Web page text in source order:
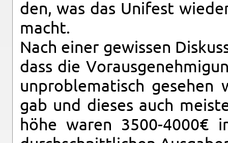
den, was das Uni­fest
macht.
Nach einer ge­wis­sen
dass die
un­pro­ble­ma­tisch
gab und die­ses auch
hö­he waren 3500-4000€